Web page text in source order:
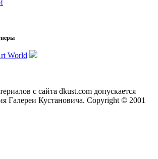
с сайта dkust.com допускается
Галереи Кустановича. Copyright © 2001